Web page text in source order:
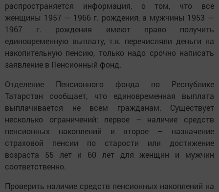
распространяется информация, о том, что все
женщины 1957 — 1966 г. рождения, а мужчины 1953 —
1967 г. рождения имеют право получить
единовременную выплату, т.к. перечисляли деньги на
накопительную пенсию, только надо срочно написать
заявление в Пенсионный фонд.
Отделение Пенсионного фонда по Республике
Татарстан сообщает, что единовременная выплата
выплачивается не всем гражданам. Существует
несколько ограничений: первое – наличие средств
пенсионных накоплений и второе – назначение
страховой пенсии по старости или достижение
возраста 55 лет и 60 лет для женщин и мужчин
соответственно.
Проверить наличие средств пенсионных накоплений на